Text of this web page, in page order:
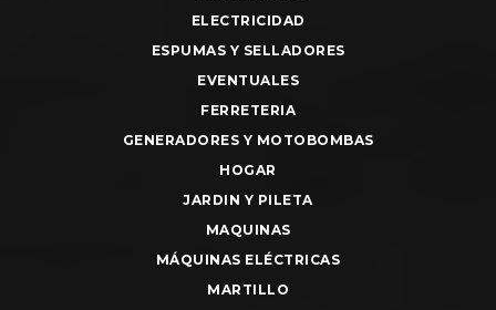
ELECTRICIDAD
ESPUMAS Y SELLADORES
EVENTUALES
FERRETERIA
GENERADORES Y MOTOBOMBAS
HOGAR
JARDIN Y PILETA
MAQUINAS
MÁQUINAS ELÉCTRICAS
MARTILLO